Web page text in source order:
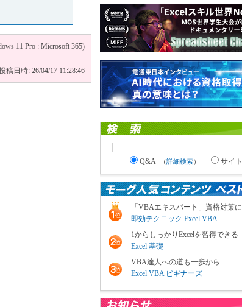
11 Pro : Microsoft 365)
稿日時: 26/04/17 11:28:46
Q&A （詳細検索） サイ
「VBAエキスパート」資格対策
即効テクニック Excel VBA
1からしっかりExcelを習得できる
Excel 基礎
VBA達人への道も一歩から
Excel VBA ビギナーズ